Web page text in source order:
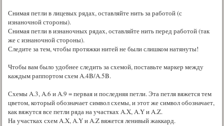
Снимая петли в лицевых рядах, оставляйте нить за работой (с
изнаночной стороны).
Снимая петли в изнаночных рядах, оставляйте нить перед работой (так
же с изнаночной стороны).
Следите за тем, чтобы протяжки нитей не были слишком натянуты!
Чтобы вам было удобнее следить за схемой, поставьте маркер между
каждым раппортом схем A.4B/A.5B.
Схемы A.3, A.6 и A.9 = первая и последняя петли. Эта петля вяжется тем
цветом, который обозначает символ схемы, и этот же символ обозначает,
как вяжутся все петли ряда на участках A.X, A.Y и A.Z.
На участках схем A.X, A.Y и A.Z вяжется ленивый жаккард.